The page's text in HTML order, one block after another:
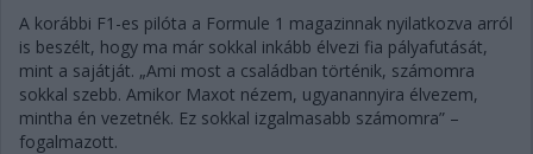
A korábbi F1-es pilóta a Formule 1 magazinnak nyilatkozva arról
is beszélt, hogy ma már sokkal inkább élvezi fia pályafutását,
mint a sajátját. „Ami most a családban történik, számomra
sokkal szebb. Amikor Maxot nézem, ugyanannyira élvezem,
mintha én vezetnék. Ez sokkal izgalmasabb számomra” –
fogalmazott.